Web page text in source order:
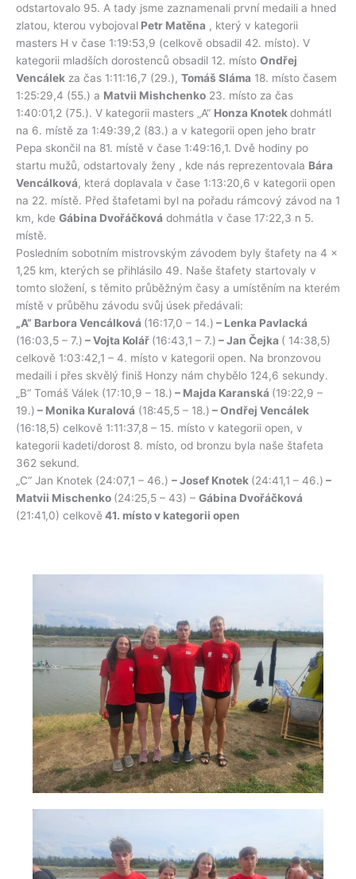
odstartovalo 95. A tady jsme zaznamenali první medaili a hned
zlatou, kterou vybojoval Petr Matěna , který v kategorii
masters H v čase 1:19:53,9 (celkově obsadil 42. místo). V
kategorii mladších dorostenců obsadil 12. místo Ondřej
Vencálek za čas 1:11:16,7 (29.), Tomáš Sláma 18. místo časem
1:25:29,4 (55.) a Matvii Mishchenko 23. místo za čas
1:40:01,2 (75.). V kategorii masters „A“ Honza Knotekdohmátl
na 6. místě za 1:49:39,2 (83.) a v kategorii open jeho bratr
Pepa skončil na 81. místě v čase 1:49:16,1. Dvě hodiny po
startu mužů, odstartovaly ženy , kde nás reprezentovala Bára
Vencálková, která doplavala v čase 1:13:20,6 v kategorii open
na 22. místě. Před štafetami byl na pořadu rámcový závod na 1
km, kde Gábina Dvořáčková dohmátla v čase 17:22,3 n 5.
místě.
Posledním sobotním mistrovským závodem byly štafety na 4 x
1,25 km, kterých se přihlásilo 49. Naše štafety startovaly v
tomto složení, s těmito průběžným časy a umístěním na kterém
místě v průběhu závodu svůj úsek předávali:
„A“ Barbora Vencálková (16:17,0 – 14.) – Lenka Pavlacká
(16:03,5 – 7.) – Vojta Kolář (16:43,1 – 7.) – Jan Čejka ( 14:38,5)
celkově 1:03:42,1 – 4. místo v kategorii open. Na bronzovou
medaili i přes skvělý finiš Honzy nám chybělo 124,6 sekundy.
„B“ Tomáš Válek (17:10,9 – 18.) – Majda Karanská (19:22,9 –
19.) – Monika Kuralová (18:45,5 – 18.) – Ondřej Vencálek
(16:18,5) celkově 1:11:37,8 – 15. místo v kategorii open, v
kategorii kadeti/dorost 8. místo, od bronzu byla naše štafeta
362 sekund.
„C“ Jan Knotek (24:07,1 – 46.) – Josef Knotek (24:41,1 – 46.) –
Matvii Mischenko (24:25,5 – 43) – Gábina Dvořáčková
(21:41,0) celkově 41. místo v kategorii open